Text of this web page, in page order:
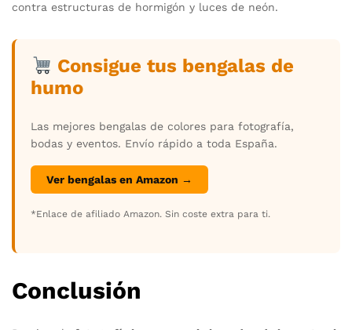
contra estructuras de hormigón y luces de neón.
Consigue tus bengalas de
humo
Las mejores bengalas de colores para fotografía,
bodas y eventos. Envío rápido a toda España.
Ver bengalas en Amazon →
*Enlace de afiliado Amazon. Sin coste extra para ti.
Conclusión